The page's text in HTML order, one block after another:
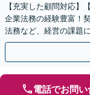
【充実した顧問対応】
企業法務の経験豊富！
法務など、経営の課題
動力を活かし一社一社
電話でお問い